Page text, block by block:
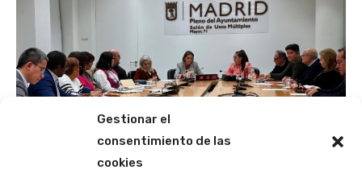
Gestionar el
consentimiento de las
cookies